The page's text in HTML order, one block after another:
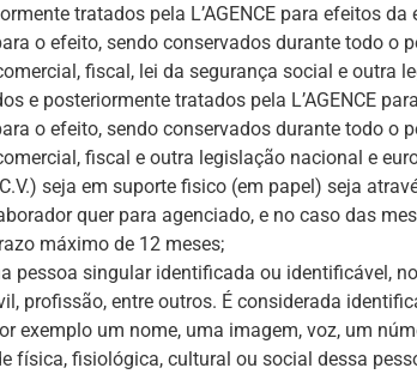
tratados pela L’AGENCE para efeitos
o efeito, sendo conservados durante todo o
fiscal, lei da segurança social e outra
e posteriormente tratados pela L’AGENCE
o efeito, sendo conservados durante todo o
fiscal e outra legislação nacional e
seja em suporte fisico (em papel) seja
quer para agenciado, e no caso das
máximo de 12 meses;
singular identificada ou identificável,
profissão, entre outros. É considerada
exemplo um nome, uma imagem, voz, um
física, fisiológica, cultural ou social dessa